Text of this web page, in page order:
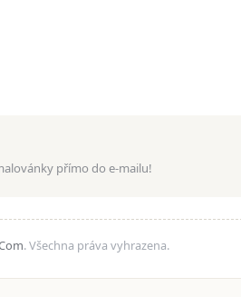
přímo do e-mailu!
. Všechna práva vyhrazena.